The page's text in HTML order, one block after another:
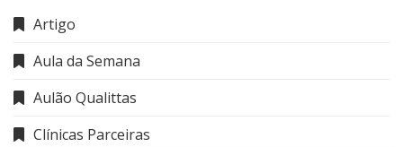
Artigo
Aula da Semana
Aulão Qualittas
Clínicas Parceiras